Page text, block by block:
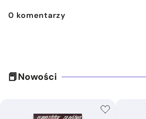
0 komentarzy
Nowości